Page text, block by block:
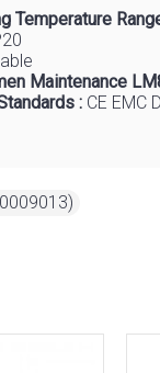
Temperature
Maintenance
: CE EMC